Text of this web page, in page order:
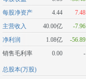
每股净资产
4.44 7.48
主营收入
40.00亿 -7.96
净利润
1.08亿 -56.89
销售毛利率
0.00 -
总股本(万股)